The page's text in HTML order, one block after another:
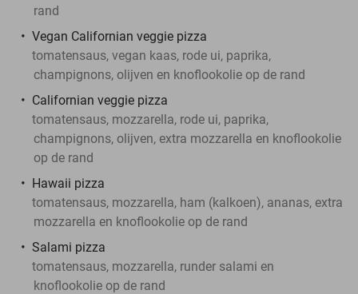
rand
Vegan Californian veggie pizza
tomatensaus, vegan kaas, rode ui, paprika,
champignons, olijven en knoflookolie op de rand
Californian veggie pizza
tomatensaus, mozzarella, rode ui, paprika,
champignons, olijven, extra mozzarella en knoflookolie
op de rand
Hawaii pizza
tomatensaus, mozzarella, ham (kalkoen), ananas, extra
mozzarella en knoflookolie op de rand
Salami pizza
tomatensaus, mozzarella, runder salami en
knoflookolie op de rand